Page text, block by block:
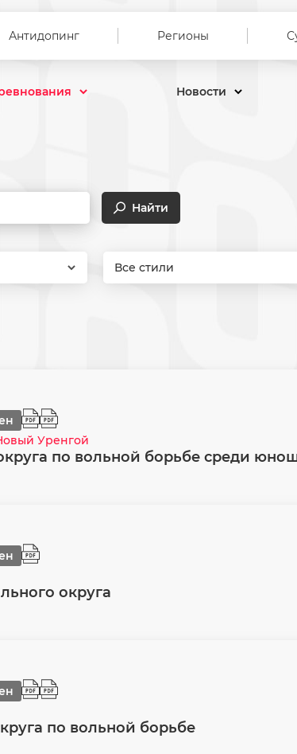
Антидопинг Регионы
Новости
Найти
Все стили
Уренгой
по вольной борьбе среди
округа
по вольной борьбе